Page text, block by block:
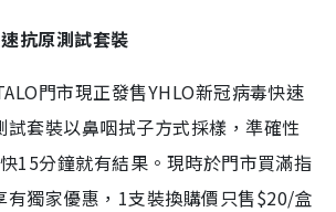
抗原測試套裝
門市現正發售YHLO新冠病毒快速
試套裝以鼻咽拭子方式採樣，準確性
15分鐘就有結果。現時於門市買滿指
有獨家優惠，1支裝換購價只售$20/盒